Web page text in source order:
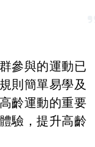
參與的運動已
則簡單易學及
齡運動的重要
驗，提升高齡